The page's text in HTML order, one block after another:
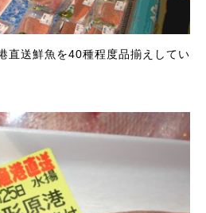
直送鮮魚を40種程度品揃えしてい